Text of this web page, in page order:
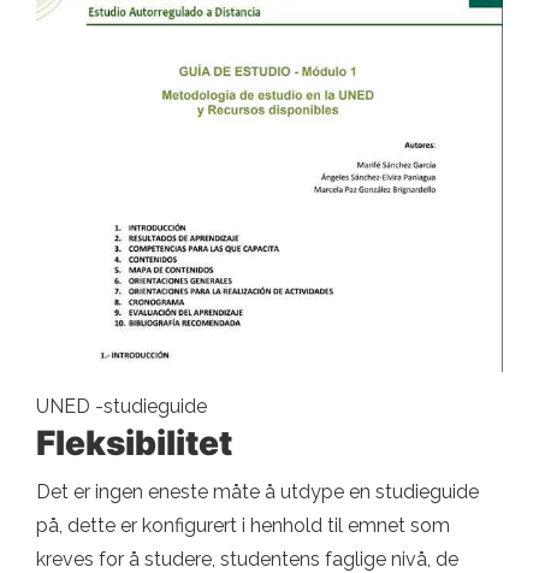
UNED -studieguide
Fleksibilitet
Det er ingen eneste måte å utdype en studieguide
på, dette er konfigurert i henhold til emnet som
kreves for å studere, studentens faglige nivå, de